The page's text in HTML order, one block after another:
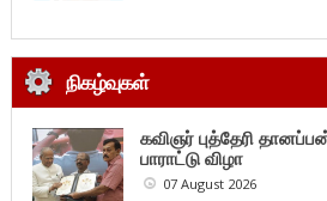
நிகழ்வுகள்
கவிஞர் புத்தேரி
பாராட்டு விழா
07 August 2026